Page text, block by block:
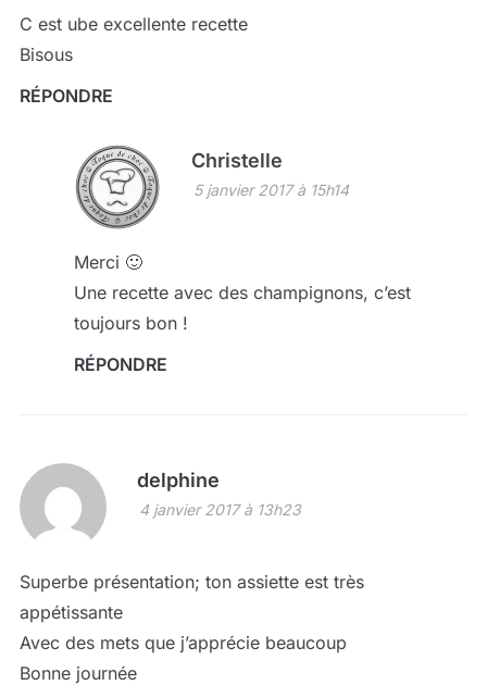
C est ube excellente recette
Bisous
RÉPONDRE
Christelle
5 janvier 2017 à 15h14
Merci 🙂
Une recette avec des champignons, c’est
toujours bon !
RÉPONDRE
delphine
4 janvier 2017 à 13h23
Superbe présentation; ton assiette est très
appétissante
Avec des mets que j’apprécie beaucoup
Bonne journée